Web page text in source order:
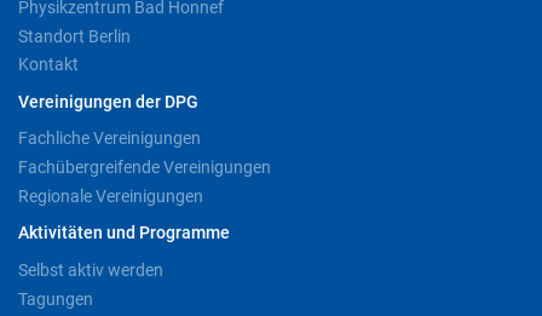
Physikzentrum Bad Honnef
Standort Berlin
Kontakt
Vereinigungen der DPG
Fachliche Vereinigungen
Fachübergreifende Vereinigungen
Regionale Vereinigungen
Aktivitäten und Programme
Selbst aktiv werden
Tagungen